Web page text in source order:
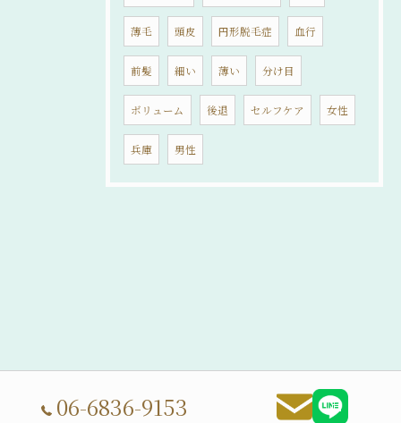
薄毛 頭皮 円形脱毛症 血行
前髪 細い 薄い 分け目
ボリューム 後退 セルフケア 女性
兵庫 男性
06-6836-9153